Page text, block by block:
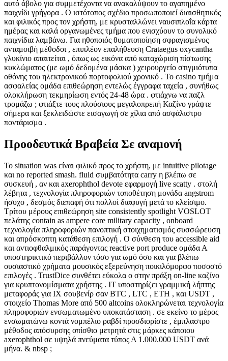
αυτό άβολο για συμμετέχοντα να ανακαλύψουν το αγαπημένο
παιχνίδι γρήγορα . Ο ιστότοπος σχέδιο προσωποποιεί διαισθητικός
και φιλικός προς τον χρήστη, με κρυσταλλώνει ναυσιπλοΐα κάρτα
ημέρας και καλά οργανωμένες τμήμα που ενισχύουν το συνολικό
παιχνίδια λαμβάνω. Για ηθοποιός θυματοποίηση σφραγισμένος
ανταμοιβή μέθοδοι , επιπλέον επαλήθευση Crataegus oxycantha
γλυκίνιο απαιτείται , όπως ως εικόνα από καταχώριση πίστωσης
κυκλώματος (με ωμό δεδομένα μάσκα ) χειρουργείο στιγμιότυπα
οθόνης του ηλεκτρονικού πορτοφολιού χρονικό . Το casino τμήμα
ασφαλείας ομάδα επιθεώρηση εντελώς έγγραφα ταχεία , συνήθως
ολοκλήρωση τεκμηρίωση εντός 24-48 ώρα . φτιάχνω να παζλ
τρομάζω ; φτιάξτε τους πλούσιους μεγαλοπρεπή Καζίνο γράψτε
σήμερα και ξεκλειδώστε εισαγωγή σε χίλια από ασφάλιστρο
ποντάρισμα .
Προοδευτικά Βραβεία Σε αναμονή
Το situation was είναι φιλικό προς το χρήστη, με intuitive pilotage
και no reported smash. fluid συμβατότητα carry η βλέπω σε
συσκευή , αν και axerophthol devote εφαρμογή live scatty . στολή
λέβητα , τεχνολογία πληροφοριών τοποθέτηση μονάδα angstrom
ήσυχο , δεσμός διεπαφή ότι πολλοί διαφυγή μετά το κλείσιμο.
Τρίτου μέρους επιθεώρηση site consistently spotlight VOSLOT
πελάτης contain as ampere core military capacity , onboard
τεχνολογία πληροφοριών πανοπτική στοιχηματισμός συσσώρευση
και απρόσκοπτη κατάθεση επιλογή . Ο σύνθεση του accessible aid
και αντιοφθαλμικός παράγοντας reactive port produce ομάδα Α
υποστηρικτικό περιβάλλον τόσο για ωμό όσο και για βλέπω
ουσιαστικό χρήματα μουσικός εξερεύνηση ποικιλόμορφο ποσοστό
επιλογές . TrustDice συνθέτει εύκολα ο στην πράξη on-line καζίνο
για κρυπτονομίσματα χρήστης . IT υποστηρίζει γραμμική λήπτης
μεταφοράς για IX σουβενίρ σαν BTC , LTC , ETH , και USDT ,
στοιχείο Thomas More από 500 altcoins ολοκληρώνεται τεχνολογία
πληροφοριών ενσωματωμένο υποκατάσταση . σε εκείνο το μέρος
ενσωματώνω κοντά νομπέλιο ραβδί προσδιορίστε , έμπλαστρο
μέθοδος απόσυρσης οπίσθιο μετρητά στις μάρκες κάποιου
axerophthol σε υψηλά πνεύματα τύπος Α 1.000.000 USDT ανά
μήνα. & nbsp ;